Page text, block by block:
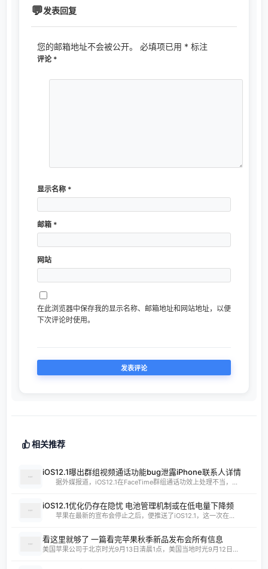
发表回复
您的邮箱地址不会被公开。 必填项已用 * 标注
评论 *
显示名称 *
邮箱 *
网站
在此浏览器中保存我的显示名称、邮箱地址和网站地址，以便
下次评论时使用。
相关推荐
iOS12.1曝出群组视频通话功能bug泄露iPhone联系人详情
据外媒报道，iOS12.1在FaceTime群组通话功效上处理不当，...
iOS12.1优化仍存在隐忧 电池管理机制或在低电量下降频
苹果在最新的宣布会停止之后，便推送了iOS12.1，这一次在...
看这里就够了 一篇看完苹果秋季新品发布会所有信息
美国苹果公司于北京时光9月13日清晨1点，美国当地时光9月12日...